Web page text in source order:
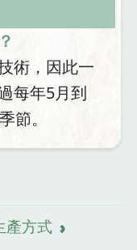
術，因此一
每年5月到
節。
產方式